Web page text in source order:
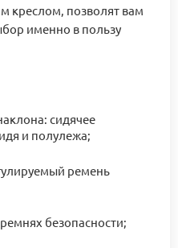
креслом, позволят вам
именно в пользу
сидячее
и полулежа;
ремень
безопасности;